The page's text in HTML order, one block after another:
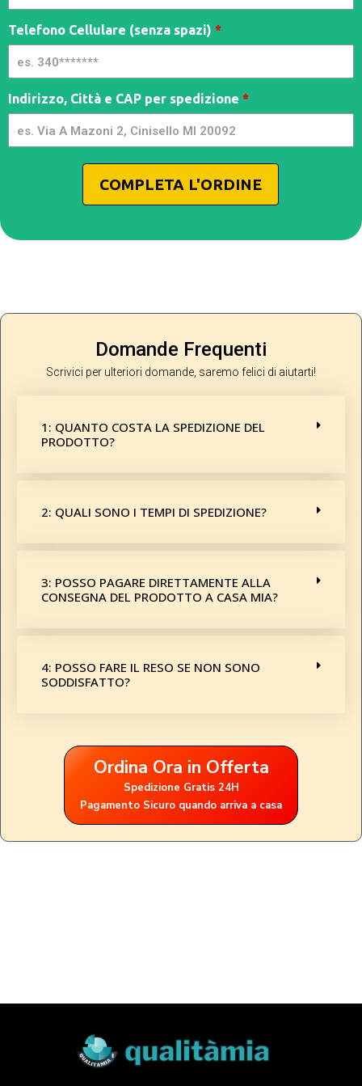
Limitl3ss
- MC
Telefono Cellulare (senza spazi) *
Indirizzo, Città e CAP per spedizione *
COMPLETA L'ORDINE
Domande Frequenti
Scrivici per ulteriori domande, saremo felici di aiutarti!
1: QUANTO COSTA LA SPEDIZIONE DEL
PRODOTTO?
2: QUALI SONO I TEMPI DI SPEDIZIONE?
3: POSSO PAGARE DIRETTAMENTE ALLA
CONSEGNA DEL PRODOTTO A CASA MIA?
4: POSSO FARE IL RESO SE NON SONO
SODDISFATTO?
Ordina Ora in Offerta
Spedizione Gratis 24H
Pagamento Sicuro quando arriva a casa